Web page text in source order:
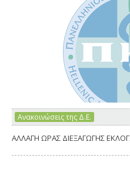
Ανακοινώσεις της Δ.Ε.
ΑΛΛΑΓΗ ΩΡΑΣ ΔΙΕΞΑΓΩΓΗΣ